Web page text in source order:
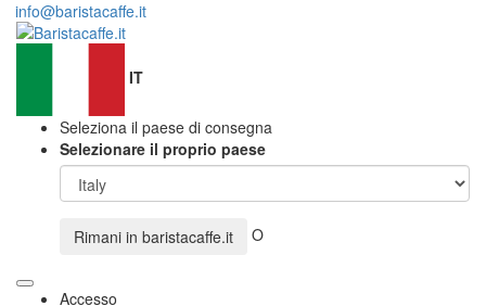
info@baristacaffe.it
IT
Seleziona il paese di consegna
Selezionare il proprio paese
Rimani in baristacaffe.it O
Accesso